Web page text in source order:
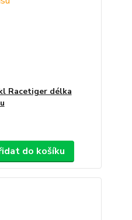
Racetiger délka
do košíku